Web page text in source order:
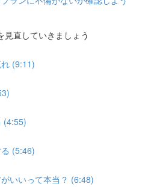
見直していきましょう
(9:11)
(4:55)
(5:46)
いいって本当？ (6:48)